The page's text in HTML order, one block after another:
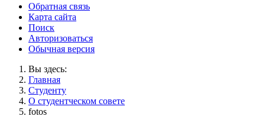
Обратная связь
Карта сайта
Поиск
Авторизоваться
Обычная версия
Вы здесь:
Главная
Студенту
О студентческом совете
fotos